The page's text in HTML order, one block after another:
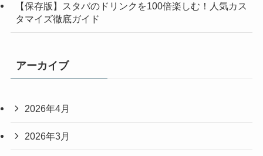
【保存版】スタバのドリンクを100倍楽しむ！人気カス
タマイズ徹底ガイド
アーカイブ
2026年4月
2026年3月